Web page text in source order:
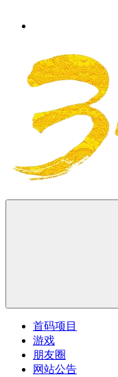
首码项目
游戏
朋友圈
网站公告